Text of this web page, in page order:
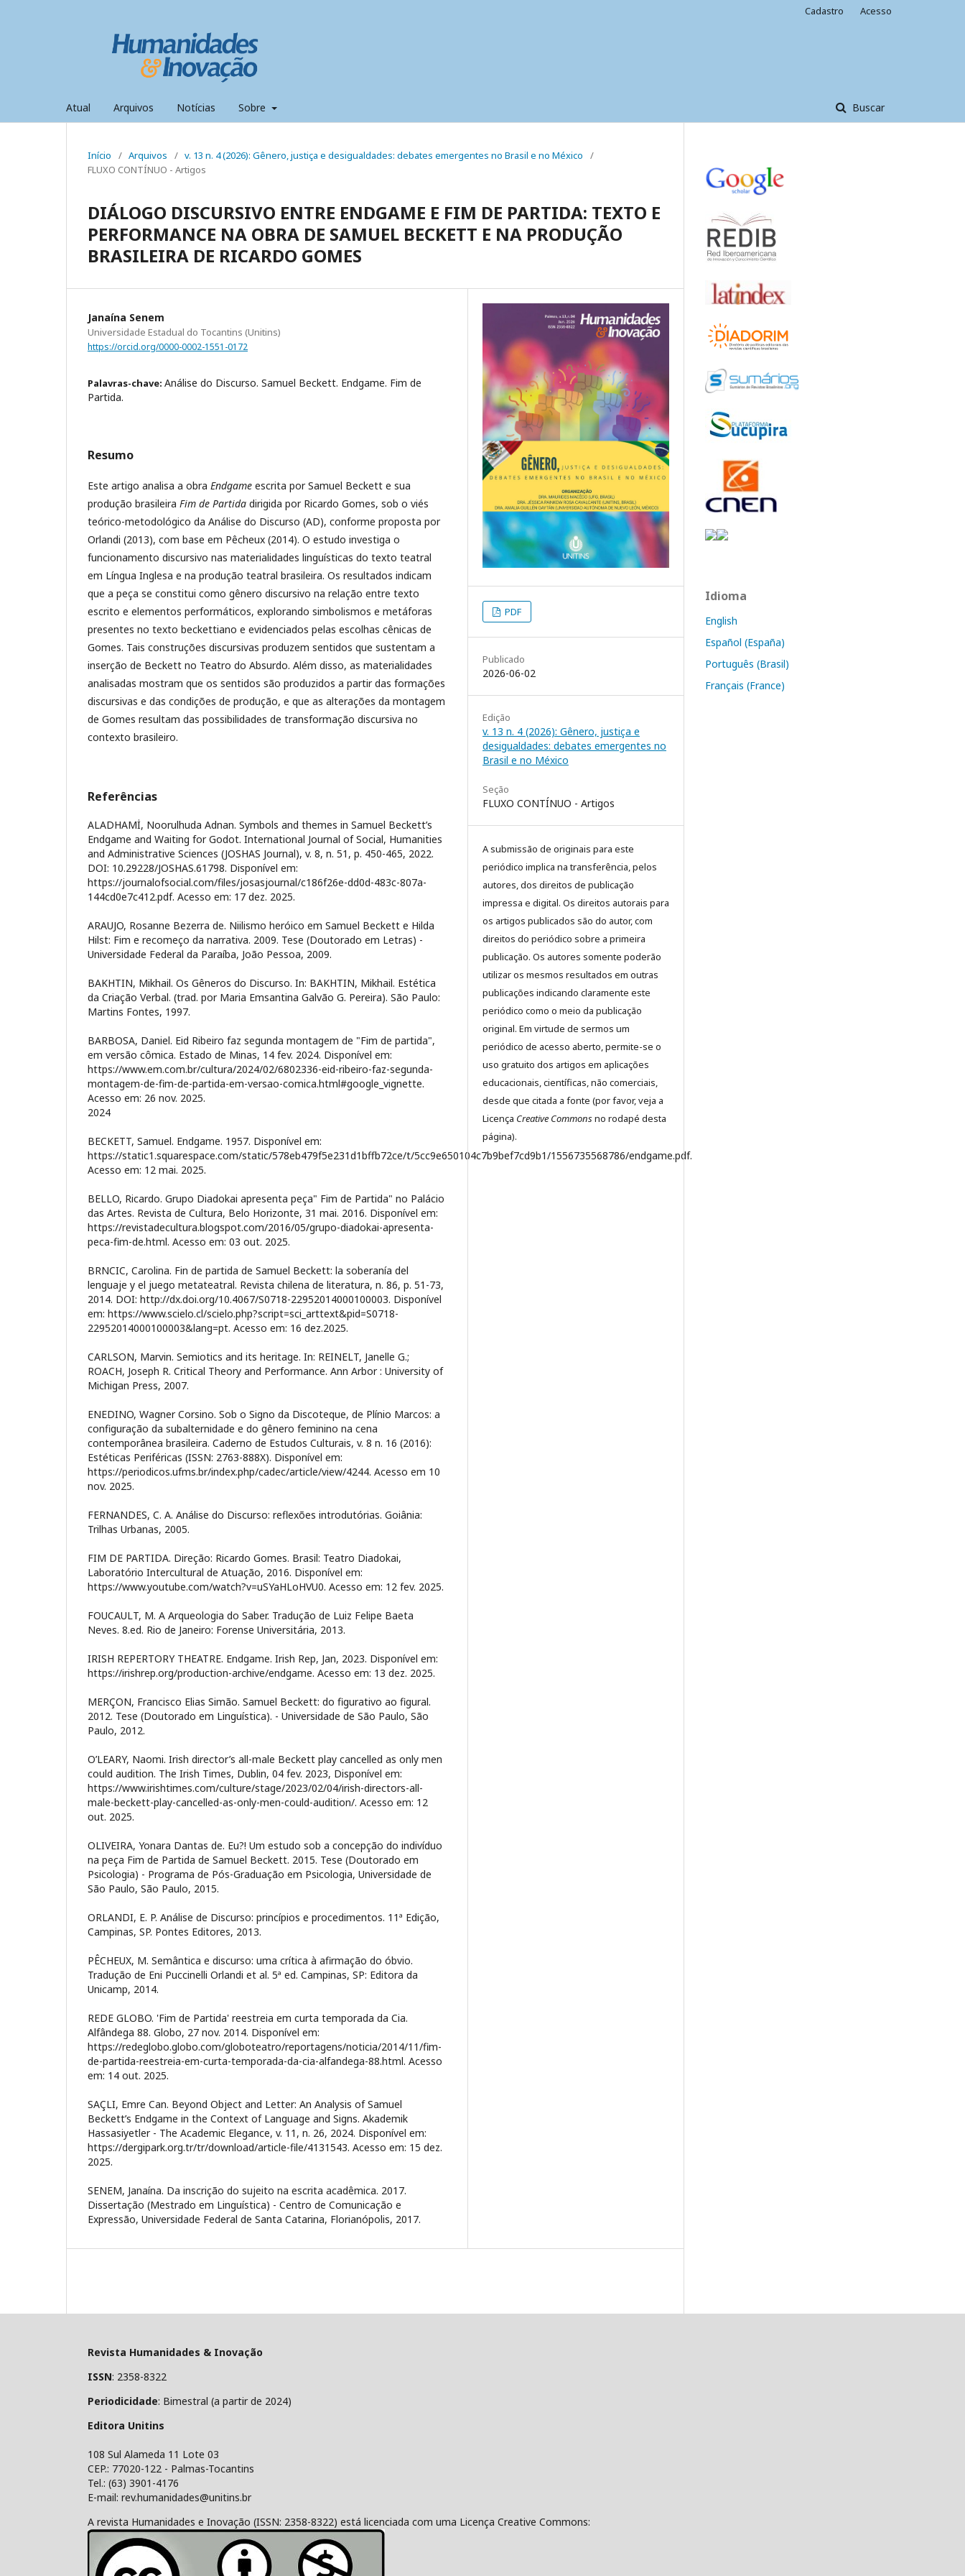
Atual Arquivos Notícias Sobre Buscar
Cadastro Acesso
Início / Arquivos / v. 13 n. 4 (2026): Gênero, justiça e desigualdades: debates emergentes no Brasil e no México
/
FLUXO CONTÍNUO - Artigos
DIÁLOGO DISCURSIVO ENTRE ENDGAME E FIM DE PARTIDA: TEXTO E
PERFORMANCE NA OBRA DE SAMUEL BECKETT E NA PRODUÇÃO
BRASILEIRA DE RICARDO GOMES
Janaína Senem
Universidade Estadual do Tocantins (Unitins)
https://orcid.org/0000-0002-1551-0172
Palavras-chave: Análise do Discurso. Samuel Beckett. Endgame. Fim de
Partida.
Resumo
Este artigo analisa a obra Endgame escrita por Samuel Beckett e sua
produção brasileira Fim de Partida dirigida por Ricardo Gomes, sob o viés
teórico-metodológico da Análise do Discurso (AD), conforme proposta por
Orlandi (2013), com base em Pêcheux (2014). O estudo investiga o
funcionamento discursivo nas materialidades linguísticas do texto teatral
em Língua Inglesa e na produção teatral brasileira. Os resultados indicam
que a peça se constitui como gênero discursivo na relação entre texto
escrito e elementos performáticos, explorando simbolismos e metáforas
presentes no texto beckettiano e evidenciados pelas escolhas cênicas de
Gomes. Tais construções discursivas produzem sentidos que sustentam a
inserção de Beckett no Teatro do Absurdo. Além disso, as materialidades
analisadas mostram que os sentidos são produzidos a partir das formações
discursivas e das condições de produção, e que as alterações da montagem
de Gomes resultam das possibilidades de transformação discursiva no
contexto brasileiro.
Referências
ALADHAMİ, Noorulhuda Adnan. Symbols and themes in Samuel Beckett’s
Endgame and Waiting for Godot. International Journal of Social, Humanities
and Administrative Sciences (JOSHAS Journal), v. 8, n. 51, p. 450-465, 2022.
DOI: 10.29228/JOSHAS.61798. Disponível em:
https://journalofsocial.com/files/josasjournal/c186f26e-dd0d-483c-807a-
144cd0e7c412.pdf. Acesso em: 17 dez. 2025.
ARAUJO, Rosanne Bezerra de. Niilismo heróico em Samuel Beckett e Hilda
Hilst: Fim e recomeço da narrativa. 2009. Tese (Doutorado em Letras) -
Universidade Federal da Paraíba, João Pessoa, 2009.
BAKHTIN, Mikhail. Os Gêneros do Discurso. In: BAKHTIN, Mikhail. Estética
da Criação Verbal. (trad. por Maria Emsantina Galvão G. Pereira). São Paulo:
Martins Fontes, 1997.
BARBOSA, Daniel. Eid Ribeiro faz segunda montagem de "Fim de partida",
em versão cômica. Estado de Minas, 14 fev. 2024. Disponível em:
https://www.em.com.br/cultura/2024/02/6802336-eid-ribeiro-faz-segunda-
montagem-de-fim-de-partida-em-versao-comica.html#google_vignette.
Acesso em: 26 nov. 2025.
2024
BECKETT, Samuel. Endgame. 1957. Disponível em:
https://static1.squarespace.com/static/578eb479f5e231d1bffb72ce/t/5cc9e650104c7b9bef7cd9b1/1556735568786/endgame.pdf.
Acesso em: 12 mai. 2025.
BELLO, Ricardo. Grupo Diadokai apresenta peça" Fim de Partida" no Palácio
das Artes. Revista de Cultura, Belo Horizonte, 31 mai. 2016. Disponível em:
https://revistadecultura.blogspot.com/2016/05/grupo-diadokai-apresenta-
peca-fim-de.html. Acesso em: 03 out. 2025.
BRNCIC, Carolina. Fin de partida de Samuel Beckett: la soberanía del
lenguaje y el juego metateatral. Revista chilena de literatura, n. 86, p. 51-73,
2014. DOI: http://dx.doi.org/10.4067/S0718-22952014000100003. Disponível
em: https://www.scielo.cl/scielo.php?script=sci_arttext&pid=S0718-
22952014000100003&lang=pt. Acesso em: 16 dez.2025.
CARLSON, Marvin. Semiotics and its heritage. In: REINELT, Janelle G.;
ROACH, Joseph R. Critical Theory and Performance. Ann Arbor : University of
Michigan Press, 2007.
ENEDINO, Wagner Corsino. Sob o Signo da Discoteque, de Plínio Marcos: a
configuração da subalternidade e do gênero feminino na cena
contemporânea brasileira. Caderno de Estudos Culturais, v. 8 n. 16 (2016):
Estéticas Periféricas (ISSN: 2763-888X). Disponível em:
https://periodicos.ufms.br/index.php/cadec/article/view/4244. Acesso em 10
nov. 2025.
FERNANDES, C. A. Análise do Discurso: reflexões introdutórias. Goiânia:
Trilhas Urbanas, 2005.
FIM DE PARTIDA. Direção: Ricardo Gomes. Brasil: Teatro Diadokai,
Laboratório Intercultural de Atuação, 2016. Disponível em:
https://www.youtube.com/watch?v=uSYaHLoHVU0. Acesso em: 12 fev. 2025.
FOUCAULT, M. A Arqueologia do Saber. Tradução de Luiz Felipe Baeta
Neves. 8.ed. Rio de Janeiro: Forense Universitária, 2013.
IRISH REPERTORY THEATRE. Endgame. Irish Rep, Jan, 2023. Disponível em:
https://irishrep.org/production-archive/endgame. Acesso em: 13 dez. 2025.
MERÇON, Francisco Elias Simão. Samuel Beckett: do figurativo ao figural.
2012. Tese (Doutorado em Linguística). - Universidade de São Paulo, São
Paulo, 2012.
O’LEARY, Naomi. Irish director’s all-male Beckett play cancelled as only men
could audition. The Irish Times, Dublin, 04 fev. 2023, Disponível em:
https://www.irishtimes.com/culture/stage/2023/02/04/irish-directors-all-
male-beckett-play-cancelled-as-only-men-could-audition/. Acesso em: 12
out. 2025.
OLIVEIRA, Yonara Dantas de. Eu?! Um estudo sob a concepção do indivíduo
na peça Fim de Partida de Samuel Beckett. 2015. Tese (Doutorado em
Psicologia) - Programa de Pós-Graduação em Psicologia, Universidade de
São Paulo, São Paulo, 2015.
ORLANDI, E. P. Análise de Discurso: princípios e procedimentos. 11ª Edição,
Campinas, SP. Pontes Editores, 2013.
PÊCHEUX, M. Semântica e discurso: uma crítica à afirmação do óbvio.
Tradução de Eni Puccinelli Orlandi et al. 5ª ed. Campinas, SP: Editora da
Unicamp, 2014.
REDE GLOBO. 'Fim de Partida' reestreia em curta temporada da Cia.
Alfândega 88. Globo, 27 nov. 2014. Disponível em:
https://redeglobo.globo.com/globoteatro/reportagens/noticia/2014/11/fim-
de-partida-reestreia-em-curta-temporada-da-cia-alfandega-88.html. Acesso
em: 14 out. 2025.
SAÇLI, Emre Can. Beyond Object and Letter: An Analysis of Samuel
Beckett’s Endgame in the Context of Language and Signs. Akademik
Hassasiyetler - The Academic Elegance, v. 11, n. 26, 2024. Disponível em:
https://dergipark.org.tr/tr/download/article-file/4131543. Acesso em: 15 dez.
2025.
SENEM, Janaína. Da inscrição do sujeito na escrita acadêmica. 2017.
Dissertação (Mestrado em Linguística) - Centro de Comunicação e
Expressão, Universidade Federal de Santa Catarina, Florianópolis, 2017.
PDF
Publicado
2026-06-02
Edição
v. 13 n. 4 (2026): Gênero, justiça e
desigualdades: debates emergentes no
Brasil e no México
Seção
FLUXO CONTÍNUO - Artigos
A submissão de originais para este
periódico implica na transferência, pelos
autores, dos direitos de publicação
impressa e digital. Os direitos autorais para
os artigos publicados são do autor, com
direitos do periódico sobre a primeira
publicação. Os autores somente poderão
utilizar os mesmos resultados em outras
publicações indicando claramente este
periódico como o meio da publicação
original. Em virtude de sermos um
periódico de acesso aberto, permite-se o
uso gratuito dos artigos em aplicações
educacionais, científicas, não comerciais,
desde que citada a fonte (por favor, veja a
Licença Creative Commonsno rodapé desta
página).
Idioma
English
Español (España)
Português (Brasil)
Français (France)
Revista Humanidades & Inovação
ISSN: 2358-8322
Periodicidade: Bimestral (a partir de 2024)
Editora Unitins
108 Sul Alameda 11 Lote 03
CEP.: 77020-122 - Palmas-Tocantins
Tel.: (63) 3901-4176
E-mail: rev.humanidades@unitins.br
A revista Humanidades e Inovação (ISSN: 2358-8322) está licenciada com uma Licença Creative Commons: